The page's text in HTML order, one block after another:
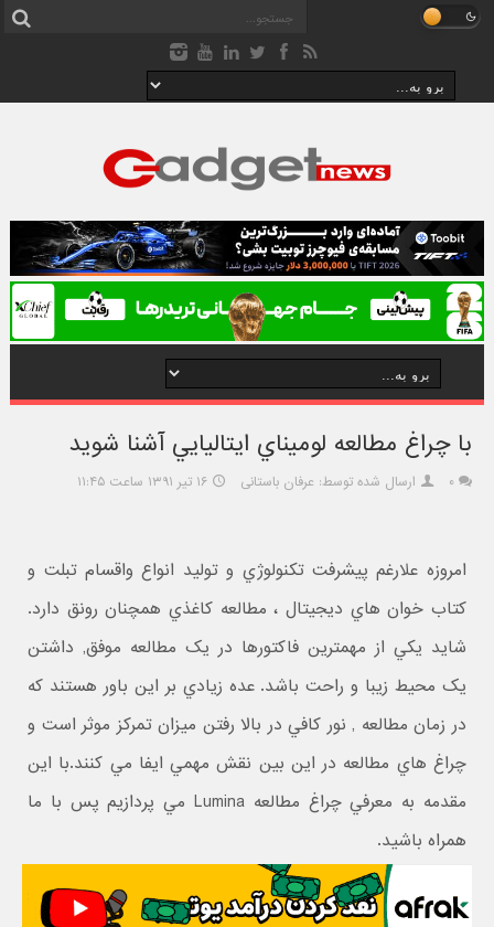
با چراغ مطالعه لوميناي ايتاليايي آشنا شويد
۰ ارسال شده توسط: عرفان باستانی ۱۶ تیر ۱۳۹۱ ساعت ۱۱:۴۵
امروزه علارغم پيشرفت تکنولوژي و توليد انواع واقسام تبلت و
کتاب خوان هاي ديجيتال ، مطالعه کاغذي همچنان رونق دارد.
شايد يکي از مهمترين فاکتورها در يک مطالعه موفق, داشتن
يک محيط زيبا و راحت باشد. عده زيادي بر اين باور هستند که
در زمان مطالعه , نور کافي در بالا رفتن ميزان تمرکز موثر است و
چراغ هاي مطالعه در اين بين نقش مهمي ايفا مي کنند.با اين
مقدمه به معرفي چراغ مطالعه Lumina مي پردازيم پس با ما
همراه باشيد.